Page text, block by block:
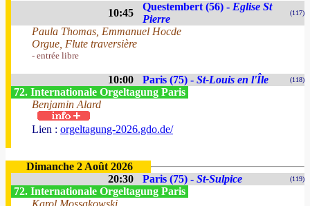
10:45
Questembert (56) - Eglise St
Pierre
(117)
Paula Thomas, Emmanuel Hocde
Orgue, Flute traversière
- entrée libre
10:00 Paris (75) - St-Louis en l'Île (118)
72. Internationale Orgeltagung Paris
Benjamin Alard
Lien : orgeltagung-2026.gdo.de/
Dimanche 2 Août 2026
20:30
Paris (75) - St-Sulpice (119)
72. Internationale Orgeltagung Paris
Karol Mossakowski